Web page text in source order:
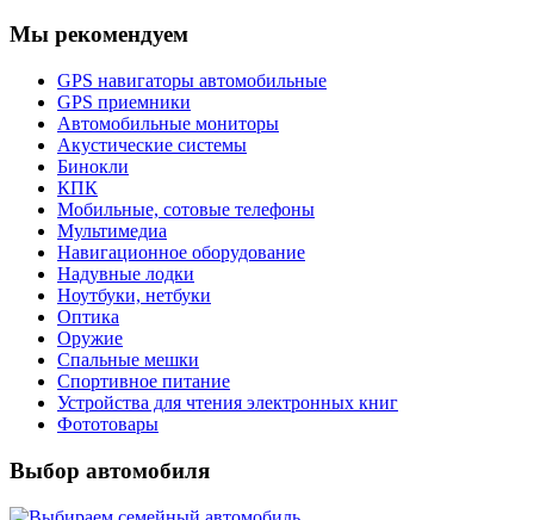
Мы рекомендуем
GPS навигаторы автомобильные
GPS приемники
Автомобильные мониторы
Акустические системы
Бинокли
КПК
Мобильные, сотовые телефоны
Мультимедиа
Навигационное оборудование
Надувные лодки
Ноутбуки, нетбуки
Оптика
Оружие
Спальные мешки
Спортивное питание
Устройства для чтения электронных книг
Фототовары
Выбор автомобиля